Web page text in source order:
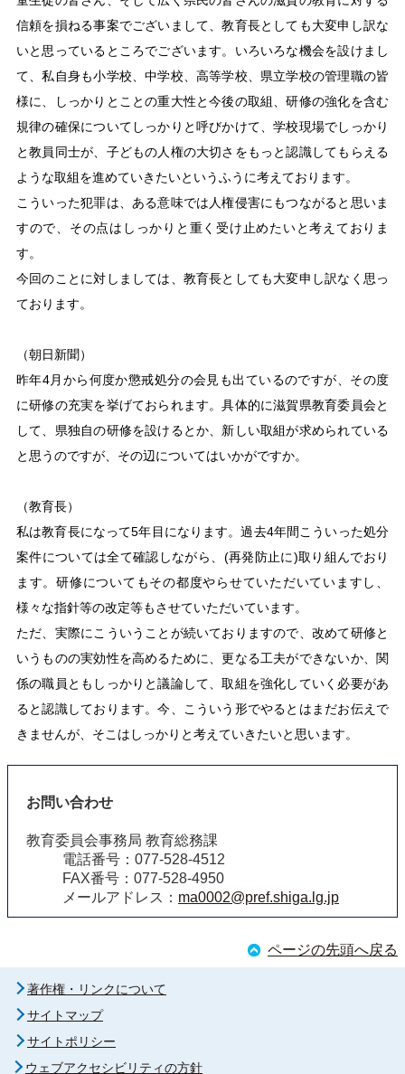
信頼を損ねる事案でございまして、教育長としても大変申し訳な
いと思っているところでございます。いろいろな機会を設けまし
て、私自身も小学校、中学校、高等学校、県立学校の管理職の皆
様に、しっかりとことの重大性と今後の取組、研修の強化を含む
規律の確保についてしっかりと呼びかけて、学校現場でしっかり
と教員同士が、子どもの人権の大切さをもっと認識してもらえる
ような取組を進めていきたいというふうに考えております。
こういった犯罪は、ある意味では人権侵害にもつながると思いま
すので、その点はしっかりと重く受け止めたいと考えておりま
す。
今回のことに対しましては、教育長としても大変申し訳なく思っ
ております。
（朝日新聞）
昨年4月から何度か懲戒処分の会見も出ているのですが、その度
に研修の充実を挙げておられます。具体的に滋賀県教育委員会と
して、県独自の研修を設けるとか、新しい取組が求められている
と思うのですが、その辺についてはいかがですか。
（教育長）
私は教育長になって5年目になります。過去4年間こういった処分
案件については全て確認しながら、(再発防止に)取り組んでおり
ます。研修についてもその都度やらせていただいていますし、
様々な指針等の改定等もさせていただいています。
ただ、実際にこういうことが続いておりますので、改めて研修と
いうものの実効性を高めるために、更なる工夫ができないか、関
係の職員ともしっかりと議論して、取組を強化していく必要があ
ると認識しております。今、こういう形でやるとはまだお伝えで
きませんが、そこはしっかりと考えていきたいと思います。
お問い合わせ
教育委員会事務局 教育総務課
電話番号：077-528-4512
FAX番号：077-528-4950
メールアドレス： ma0002@pref.shiga.lg.jp
ページの先頭へ戻る
著作権・リンクについて
サイトマップ
サイトポリシー
ウェブアクセシビリティの方針